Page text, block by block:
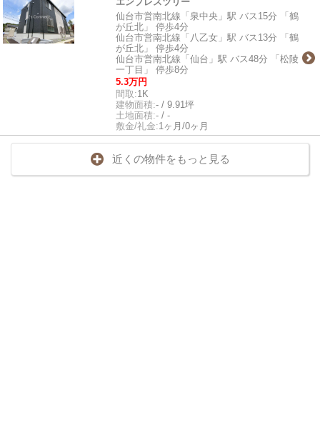
仙台市営南北線「泉中央」駅 バス15分 「鶴
が丘北」 停歩4分
仙台市営南北線「八乙女」駅 バス13分 「鶴
が丘北」 停歩4分
仙台市営南北線「仙台」駅 バス48分 「松陵
一丁目」 停歩8分
5.3万円
間取:1K
建物面積:- / 9.91坪
土地面積:- / -
敷金/礼金:1ヶ月/0ヶ月
近くの物件をもっと見る